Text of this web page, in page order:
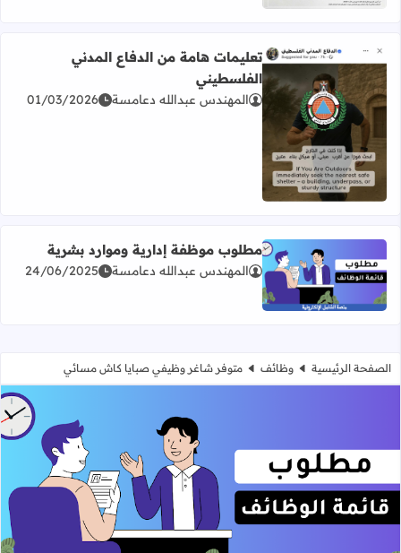
اقرأ المزيد عن تعليمات هامة من الدفاع المدني الفلسطيني
تعليمات هامة من الدفاع المدني
الفلسطيني
المهندس عبدالله دعامسة 01/03/2026
اقرأ المزيد عن مطلوب موظفة إدارية وموارد بشرية
مطلوب موظفة إدارية وموارد بشرية
المهندس عبدالله دعامسة 24/06/2025
الصفحة الرئيسية وظائف متوفر شاغر وظيفي صبايا كاش مسائي
متوفر شاغر وظيفي صبايا كاش